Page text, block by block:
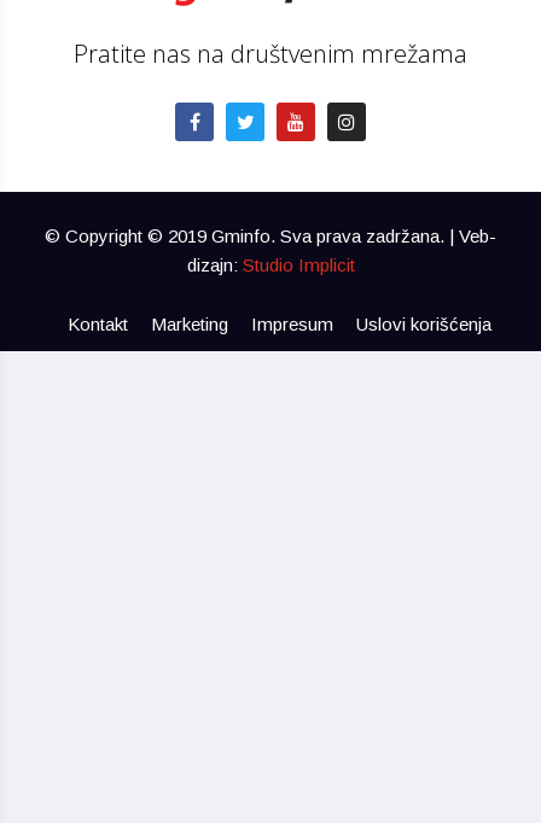
Pratite nas na društvenim mrežama
© Copyright © 2019 Gminfo. Sva prava zadržana. | Veb-
dizajn: Studio Implicit
Kontakt Marketing Impresum Uslovi korišćenja